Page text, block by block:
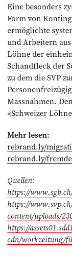
Eine besonders
Form von
ermöglichte
und Arbeitern
Löhne der
Schandfleck der
zu dem die SVP
Massnahmen.
«Schweizer
Mehr lesen:
rebrand.ly/
rebrand.ly/
Quellen:
https://
https://
content/uploads/
https://
cdn/workzeitung/